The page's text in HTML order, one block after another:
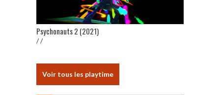
Psychonauts 2 (2021)
/ /
Voir tous les playtime